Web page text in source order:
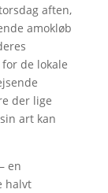
aften,
amokløb
de lokale
der lige
art kan
en
halvt